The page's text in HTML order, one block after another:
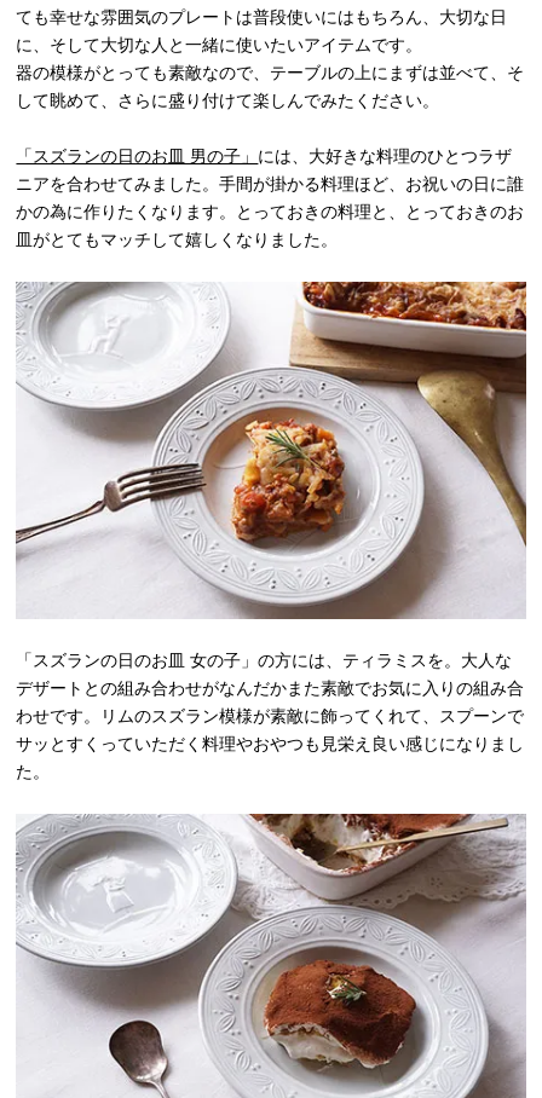
ても幸せな雰囲気のプレートは普段使いにはもちろん、大切な日
に、そして大切な人と一緒に使いたいアイテムです。
器の模様がとっても素敵なので、テーブルの上にまずは並べて、そ
して眺めて、さらに盛り付けて楽しんでみたください。
「スズランの日のお皿 男の子」 には、大好きな料理のひとつラザ
ニアを合わせてみました。手間が掛かる料理ほど、お祝いの日に誰
かの為に作りたくなります。とっておきの料理と、とっておきのお
皿がとてもマッチして嬉しくなりました。
「スズランの日のお皿 女の子」の方には、ティラミスを。大人な
デザートとの組み合わせがなんだかまた素敵でお気に入りの組み合
わせです。リムのスズラン模様が素敵に飾ってくれて、スプーンで
サッとすくっていただく料理やおやつも見栄え良い感じになりまし
た。